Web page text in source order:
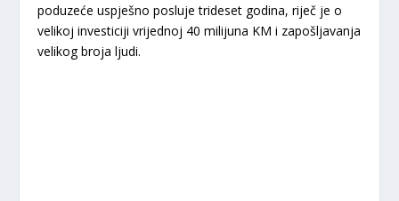
poduzeće uspješno posluje trideset godina, riječ je o
velikoj investiciji vrijednoj 40 milijuna KM i zapošljavanja
velikog broja ljudi.